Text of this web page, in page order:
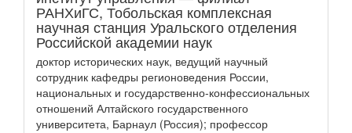
РАНХиГС, Тобольская комплексная
научная станция Уральского отделения
Российской академии наук
доктор исторических наук, ведущий научный
сотрудник кафедры регионоведения России,
национальных и государственно-конфессиональных
отношений Алтайского государственного
университета, Барнаул (Россия); профессор